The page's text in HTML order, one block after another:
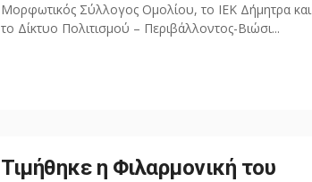
Μορφωτικός Σύλλογος Ομολίου, το ΙΕΚ Δήμητρα και
το Δίκτυο Πολιτισμού – Περιβάλλοντος-Βιώσι...
Τιμήθηκε η Φιλαρμονική του